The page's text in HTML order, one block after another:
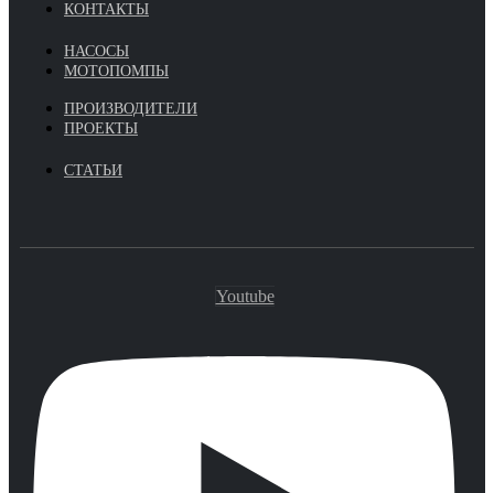
КОНТАКТЫ
НАСОСЫ
МОТОПОМПЫ
ПРОИЗВОДИТЕЛИ
ПРОЕКТЫ
СТАТЬИ
Youtube